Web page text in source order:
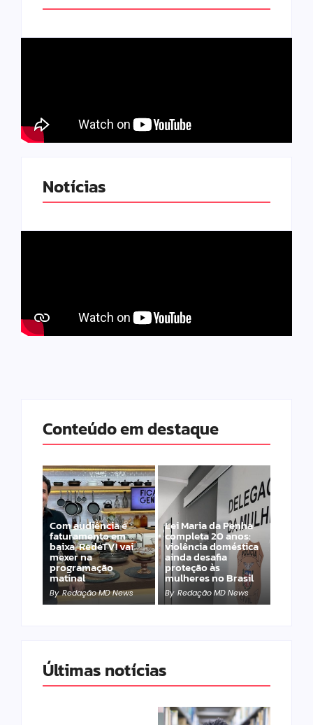
Notícias
Conteúdo em destaque
Com audiência e
faturamento em
baixa, RedeTV! vai
mexer na
programação
matinal
By Redação MD News
Lei Maria da Penha
completa 20 anos:
violência doméstica
ainda desafia
proteção às
mulheres no Brasil
By Redação MD News
Últimas notícias